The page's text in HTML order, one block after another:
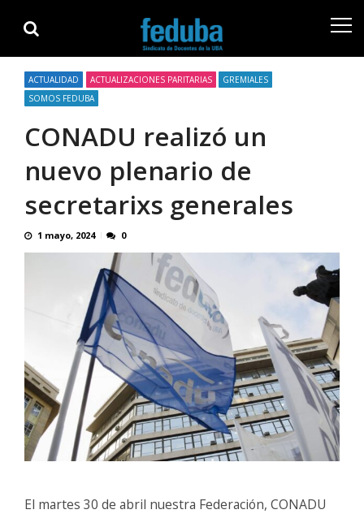
navigation
content
ACTUALIDAD ACTUALIZACIONES PARITARIAS
GREMIALES
SOMOS FEDUBA
CONADU realizó un
nuevo plenario de
secretarixs generales
1 mayo, 2024 0
El martes 30 de abril nuestra Federación, CONADU